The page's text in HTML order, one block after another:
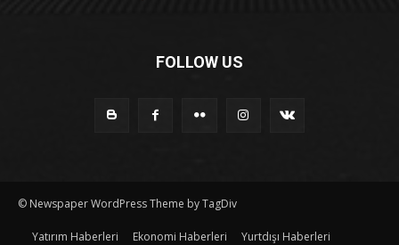
FOLLOW US
© Newspaper WordPress Theme by TagDiv
Yatırım Haberleri Ekonomi Haberleri
Yurtdışı Haberleri